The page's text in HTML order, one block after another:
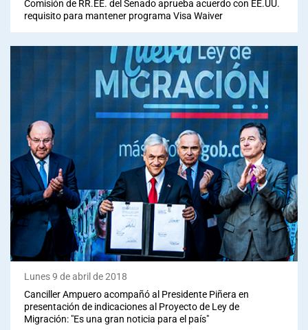
Comisión de RR.EE. del Senado aprueba acuerdo con EE.UU.
requisito para mantener programa Visa Waiver
Lunes 9 de abril de 2018
Canciller Ampuero acompañó al Presidente Piñera en
presentación de indicaciones al Proyecto de Ley de
Migración: "Es una gran noticia para el país"